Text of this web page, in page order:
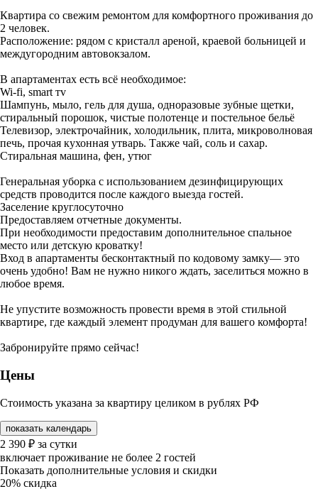
Квартира со свежим ремонтом для комфортного проживания до
2 человек.
Расположение: рядом с кристалл ареной, краевой больницей и
междугородним автовокзалом.
В апартаментах есть всё необходимое:
Wi-fi, smаrt тv
Шампунь, мыло, гель для душа, одноразовые зубные щетки,
стиральный порошок, чистые полотенце и постельное бельё
Телевизор, электрочайник, холодильник, плита, микроволновая
печь, прочая кухонная утварь. Также чай, соль и сахар.
Стиральная машина, фен, утюг
Генеральная уборка с использованием дезинфицирующих
средств проводится после каждого выезда гостей.
Заселение круглосуточно
Предоставляем отчетные документы.
При необходимости предоставим дополнительное спальное
место или детскую кроватку!
Вход в апартаменты бесконтактный по кодовому замку— это
очень удобно! Вам не нужно никого ждать, заселиться можно в
любое время.
Не упустите возможность провести время в этой стильной
квартире, где каждый элемент продуман для вашего комфорта!
Забронируйте прямо сейчас!
Цены
Стоимость указана за квартиру целиком в рублях РФ
показать календарь
2 390 ₽ за сутки
включает проживание не более 2 гостей
Показать дополнительные условия и скидки
20% скидка